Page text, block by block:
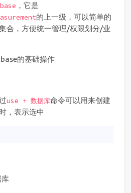
，它是
的上一级，可以简单的
合，方便统一管理/权限划分/业
的基础操作
use + 数据库命令可以用来创建
，表示选中
库